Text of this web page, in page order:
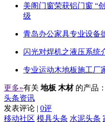
美阁门窗荣获铝门窗 “
级
青岛办公家具专业设备
闪光对焊机之液压系
专业运动木地板施工厂
更多»有关 地板 木材 的产品：
头条资讯
发表评论 | 0评
移动社区 模具头条 水泥头条